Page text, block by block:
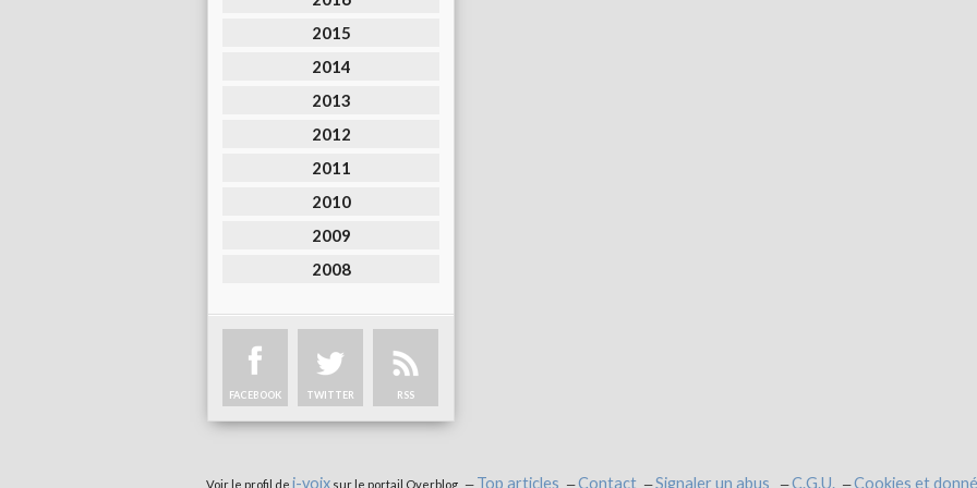
2015
2014
2013
2012
2011
2010
2009
2008
FACEBOOK TWITTER RSS
Voir le profil de i-voixsur le portail Overblog Top articles Contact Signaler un abus C.G.U. Cookies et